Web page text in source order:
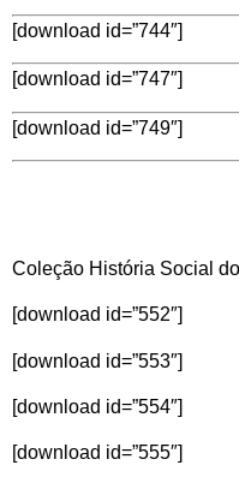
[download id=”744″]
[download id=”747″]
[download id=”749″]
Coleção História Social
[download id=”552″]
[download id=”553″]
[download id=”554″]
[download id=”555″]